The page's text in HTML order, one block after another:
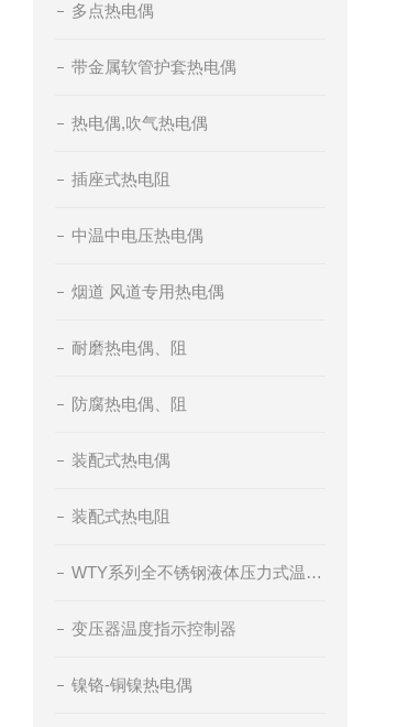
多点热电偶
带金属软管护套热电偶
热电偶,吹气热电偶
插座式热电阻
中温中电压热电偶
烟道 风道专用热电偶
耐磨热电偶、阻
防腐热电偶、阻
装配式热电偶
装配式热电阻
WTY系列全不锈钢液体压力式温度计
变压器温度指示控制器
镍铬-铜镍热电偶